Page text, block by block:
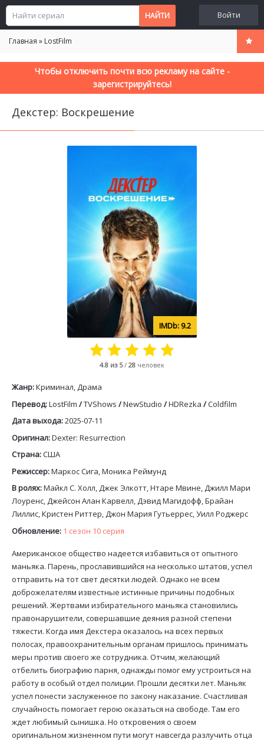
Войти
Главная » LostFilm
Чтобы отключить почти всю рекламу на сайте -
зарегистрируйтесь!
Декстер: Воскрешение
9.2
4.8 из 5/ 28 человек
Жанр:Криминал, Драма
Перевод:LostFilm /TVShows /NewStudio /HDRezka /Coldfilm
Дата выхода:2025-07-11
Оригинал:Dexter: Resurrection
Страна:США
Режиссер:Маркос Сига, Моника Реймунд
В ролях:Майкл С. Холл, Джек Элкотт, Нтаре Мвине, Джилл Мари
Лоуренс, Джейсон Алан Карвелл, Дэвид Магидофф, Брайан
Лиллис, Кристен Риттер, Джон Мария Гутьеррес, Уилл Роджерс
Обновление: 1 сезон 10 серия
Американское общество надеется избавиться от опытного
маньяка. Парень, прославившийся на несколько штатов, успел
отправить на тот свет десятки людей. Однако не всем
доброжелателям известные истинные причины подобных
решений. Жертвами избирательного маньяка становились
правонарушители, совершавшие деяния разной степени
тяжести. Когда имя Декстера оказалось на всех первых
полосах, правоохранительным органам пришлось принимать
меры против своего же сотрудника. Отчим, желающий
отбелить биографию парня, однажды помог ему устроиться на
работу в особый отдел полиции. Прошли десятки лет. Маньяк
успел понести заслуженное по закону наказание. Счастливая
случайность помогает герою оказаться на свободе. Там его
ждет любимый сынишка. Но откровения о своем
оригинальном жизненном пути могут навсегда разлучить отца